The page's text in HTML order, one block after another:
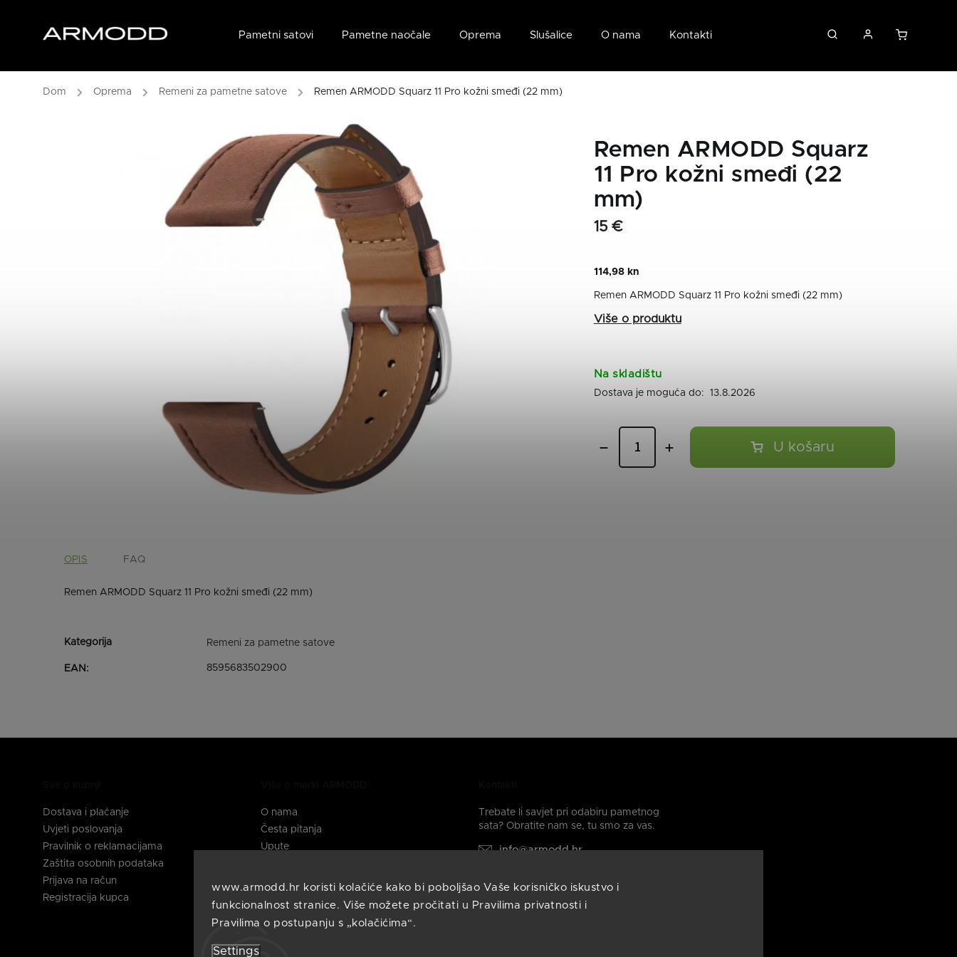
www.armodd.hr koristi kolačiće kako bi poboljšao Vaše korisničko iskustvo i
funkcionalnost stranice. Više možete pročitati u Pravilima privatnosti i
Pravilima o postupanju s „kolačićima“.
Settings
Pametni satovi Pametne naočale Oprema Slušalice O nama Kontakti
/ Oprema / Remeni za pametne satove / Remen ARMODD Squarz 11 Pro kožni smeđi (22 mm)
Remen ARMODD Squarz
11 Pro kožni smeđi (22
mm)
15 €
114,98 kn
Remen ARMODD Squarz 11 Pro kožni smeđi (22 mm)
Na skladištu
13.8.2026
OPIS FAQ
Remen ARMODD Squarz 11 Pro kožni smeđi (22 mm)
Remeni za pametne satove
EAN : 8595683502900
Dostava i plaćanje
Uvjeti poslovanja
Pravilnik o reklamacijama
Zaštita osobnih podataka
Prijava na račun
Registracija kupca
O nama
Česta pitanja
Upute
Pratite nas na društvenim mrežama:
Trebate li savjet pri odabiru pametnog
sata? Obratite nam se, tu smo za vas.
info@armodd.hr